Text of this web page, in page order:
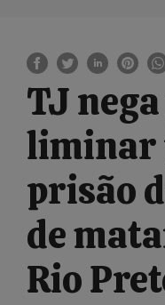
TJ
liminar
prisão
de
Rio